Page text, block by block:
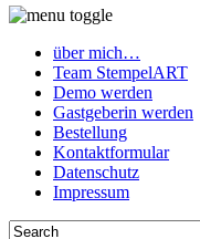
über mich…
Team StempelART
Demo werden
Gastgeberin werden
Bestellung
Kontaktformular
Datenschutz
Impressum